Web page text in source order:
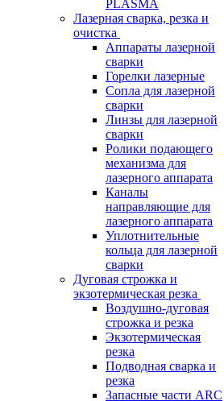
PLASMA
Лазерная сварка, резка и
очистка
Аппараты лазерной
сварки
Горелки лазерные
Сопла для лазерной
сварки
Линзы для лазерной
сварки
Ролики подающего
механизма для
лазерного аппарата
Каналы
направляющие для
лазерного аппарата
Уплотнительные
кольца для лазерной
сварки
Дуговая строжка и
экзотермическая резка
Воздушно-дуговая
строжка и резка
Экзотермическая
резка
Подводная сварка и
резка
Запасные части ARC